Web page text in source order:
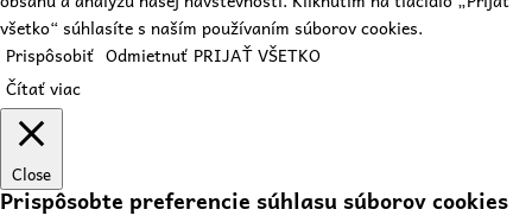
všetko“ súhlasíte s naším používaním súborov cookies.
Prispôsobiť Odmietnuť PRIJAŤ VŠETKO
Čítať viac
Close
Prispôsobte preferencie súhlasu súborov cookies